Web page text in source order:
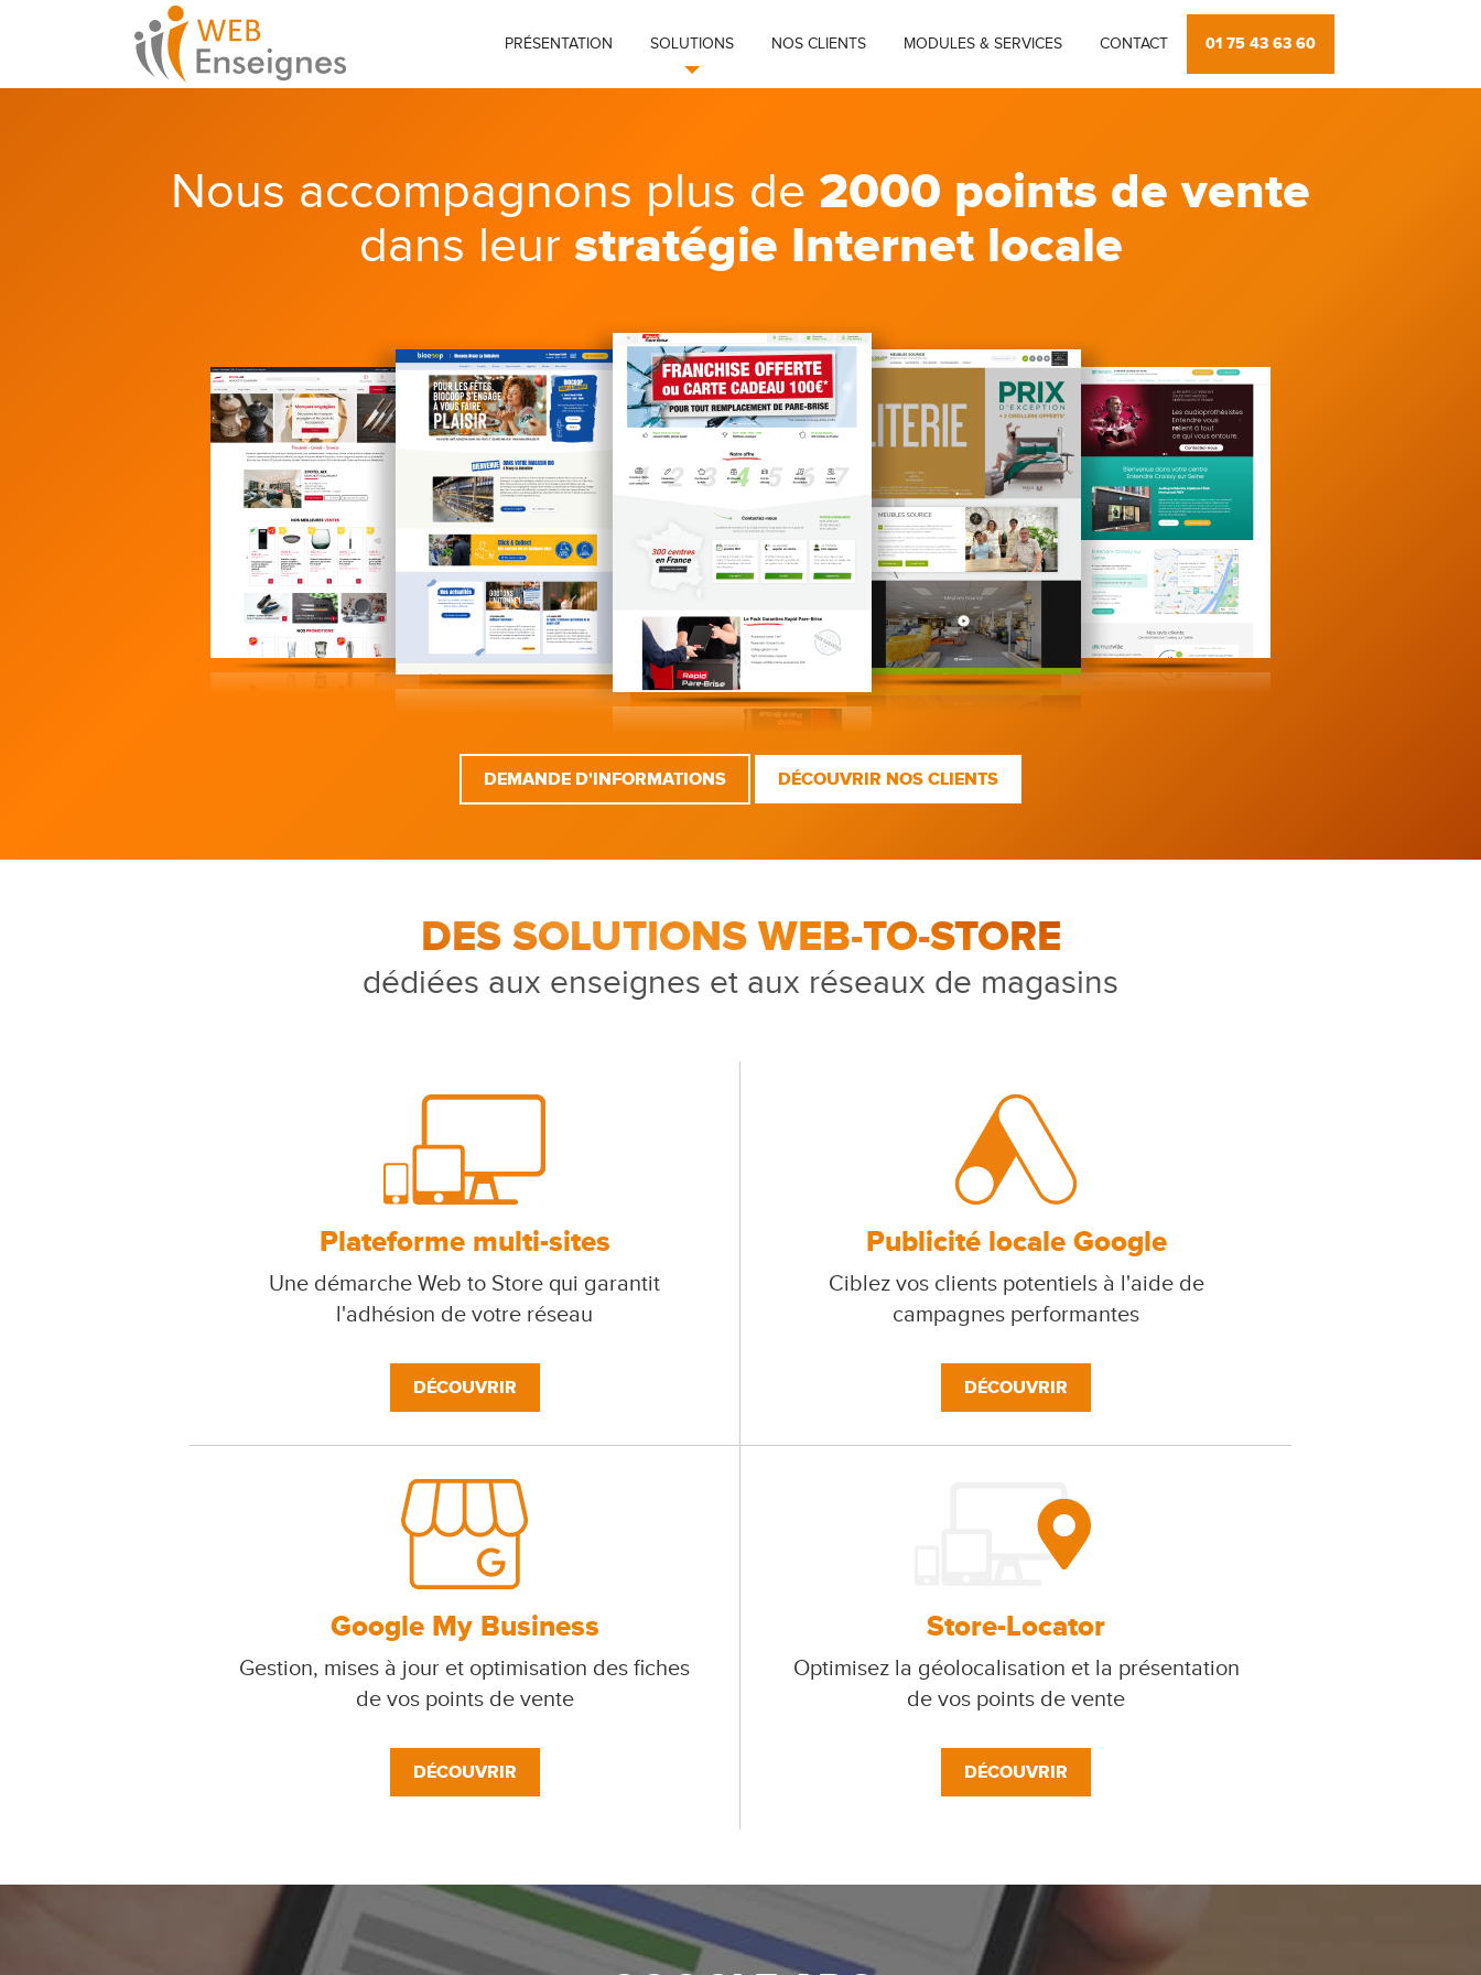
PRÉSENTATION SOLUTIONS NOS CLIENTS MODULES & SERVICES CONTACT 01 75 43 63 60
Nous accompagnons plus de 2000 points de vente
dans leur stratégie Internet locale
DEMANDE D'INFORMATIONS DÉCOUVRIR NOS CLIENTS
DES SOLUTIONS WEB-TO-STORE
dédiées aux enseignes et aux réseaux de magasins
Plateforme multi-sites
Une démarche Web to Store qui garantit
l'adhésion de votre réseau
DÉCOUVRIR
Publicité locale Google
Ciblez vos clients potentiels à l'aide de
campagnes performantes
DÉCOUVRIR
Google My Business
Gestion, mises à jour et optimisation des fiches
de vos points de vente
DÉCOUVRIR
Store-Locator
Optimisez la géolocalisation et la présentation
de vos points de vente
DÉCOUVRIR